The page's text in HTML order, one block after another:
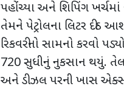
પહોંચ્યા અને શિપિંગ ખર્ચમાં
તેમને પેટ્રોલના લિટર દીઠ
રિકવરીનો સામનો કરવો
720સુધીનું નુકસાન થયું.
અને ડીઝલ પરની ખાસ